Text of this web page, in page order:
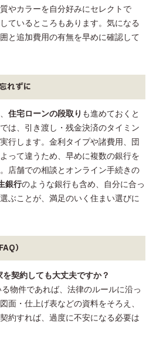
やカラーを自分好みにセレクトで
ているところもあります。気になる
と追加費用の有無を早めに確認して
れずに
住宅ローンの段取り も進めておくと
は、引き渡し・残金決済のタイミン
行します。金利タイプや諸費用、団
って違うため、早めに複数の銀行を
店舗での相談とオンライン手続きの
銀行のような銀行も含め、自分に合っ
ぶことが、満足のいく住まい選びに
）
契約しても大丈夫ですか？
物件であれば、法律のルールに沿っ
面・仕上げ表などの資料をそろえ、
約すれば、過度に不安になる必要は